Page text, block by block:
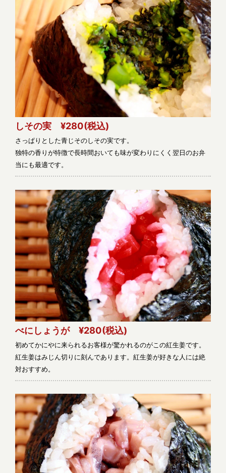
しその実 ¥280(税込)
さっぱりとした青じそのしその実です。
独特の香りが特徴で長時間おいても味が変わりにくく翌日のお弁
当にも最適です。
べにしょうが ¥280(税込)
初めてかにやに来られるお客様が驚かれるのがこの紅生姜です。
紅生姜はみじん切りに刻んであります。紅生姜が好きな人には絶
対おすすめ。